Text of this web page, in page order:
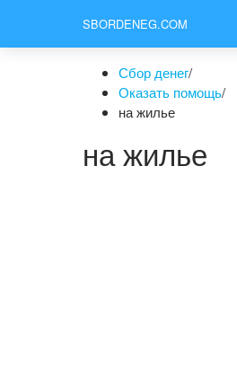
SBORDENEG.COM
Сбор денег/
Оказать помощь/
на жилье
на жилье